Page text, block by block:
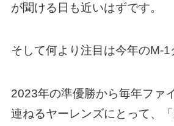
が聞ける日も近いはずです。
そして何より注目は今年のM-1
2023年の準優勝から毎年ファ
連ねるヤーレンズにとって、